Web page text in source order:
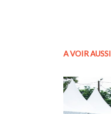
A VOIR AUSSI